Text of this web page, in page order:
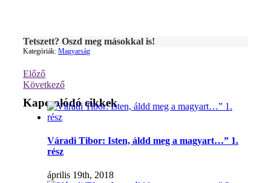
Tetszett? Oszd meg másokkal is!
Kategóriák:Magyarság
Előző
Következő
Kapcsolódó cikkek
Váradi Tibor: Isten, áldd meg a magyart…” 1.
rész
április 19th, 2018